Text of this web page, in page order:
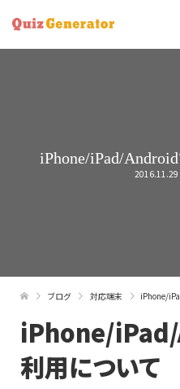
iPhone/iPad/
2016.11.29
ブログ 対応端末 iPhone/
iPhone/
利用について